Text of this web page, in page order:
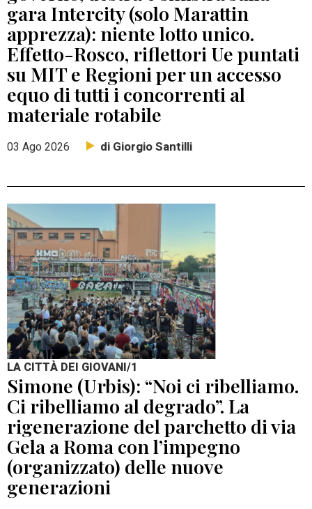
gara Intercity (solo Marattin
apprezza): niente lotto unico.
Effetto-Rosco, riflettori Ue puntati
su MIT e Regioni per un accesso
equo di tutti i concorrenti al
materiale rotabile
03 Ago 2026 di Giorgio Santilli
LA CITTÀ DEI GIOVANI/1
Simone (Urbis): “Noi ci ribelliamo.
Ci ribelliamo al degrado”. La
rigenerazione del parchetto di via
Gela a Roma con l’impegno
(organizzato) delle nuove
generazioni